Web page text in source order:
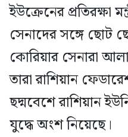
ইউক্রেনের প্রতিরক্ষা
সেনাদের সঙ্গে ছোট
কোরিয়ার সেনারা
তারা রাশিয়ান
ছদ্মবেশে রাশিয়ান
যুদ্ধে অংশ নিয়েছে।